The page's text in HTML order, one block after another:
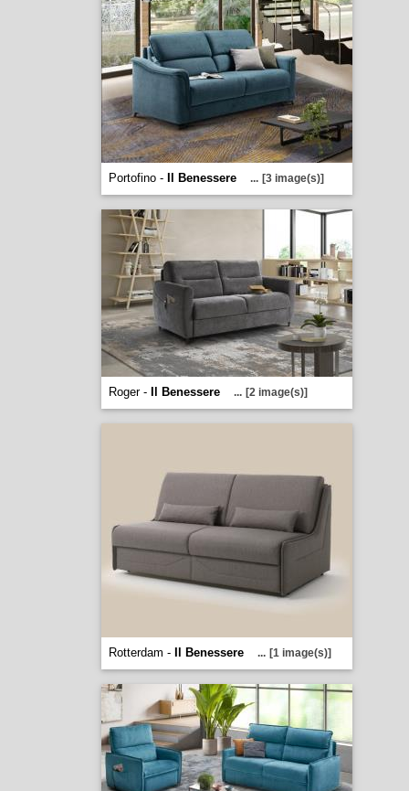
Portofino - Il Benessere ... [3 image(s)]
Roger - Il Benessere ... [2 image(s)]
Rotterdam - Il Benessere ... [1 image(s)]